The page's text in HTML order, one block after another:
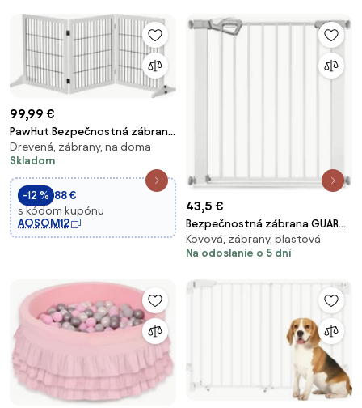
99,99 €
PawHut Bezpečnostná zábrana
pre psov - Zábrana s
podpornými nohami,
borovicové drevo, biela, 185 x
36 x 71 cm | Aosom
Drevená, zábrany, na doma
Skladom
-12 % 88 €
s kódom kupónu
AOSOM12
43,5 €
Bezpečnostná zábrana GUARDY
na schody, biela
Kovová, zábrany, plastová
Na odoslanie o 5 dní